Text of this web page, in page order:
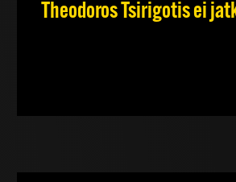
Theodoros Tsirigotis ei